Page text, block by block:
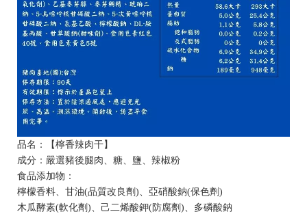
品名：【檸香辣肉干】
成分：嚴選豬後腿肉、糖、鹽、辣椒粉
食品添加物：
檸檬香料、甘油(品質改良劑)、亞硝酸鈉(保色劑)
木瓜酵素(軟化劑)、己二烯酸鉀(防腐劑)、多磷酸鈉